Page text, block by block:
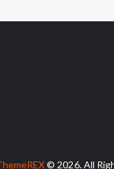
© 2026. All